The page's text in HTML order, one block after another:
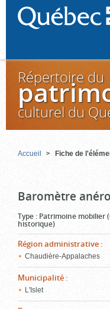
Répertoire du
culturel du
Accueil Fiche de
Baromètre
Type : Patrimoine mobilier
historique)
Région administrative :
Chaudière-Appalaches
Municipalité :
L'Islet